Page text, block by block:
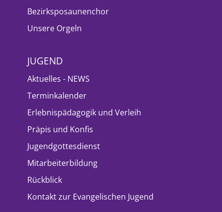
Bezirksposaunenchor
Unsere Orgeln
JUGEND
Aktuelles - NEWS
Terminkalender
Erlebnispädagogik und Verleih
Präpis und Konfis
Jugendgottesdienst
Mitarbeiterbildung
Rückblick
Kontakt zur Evangelischen Jugend